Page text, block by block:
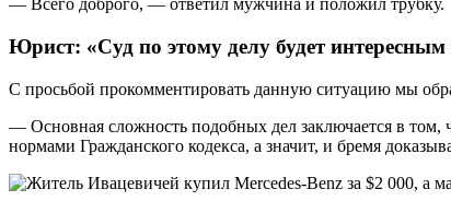
— Всего доброго, — ответил мужчина и положил трубку.
Юрист: «Суд по этому делу будет
С просьбой прокомментировать данную ситуацию мы
— Основная сложность подобных дел заключается в том,
нормами Гражданского кодекса, а значит, и бремя